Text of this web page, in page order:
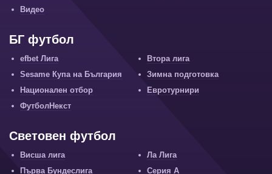
Видео
БГ футбол
efbet Лига
Втора лига
Sesame Купа на България
Зимна подготовка
Национален отбор
Евротурнири
ФутболНекст
Световен футбол
Висша лига
Ла Лига
Първа Бундеслига
Серия А